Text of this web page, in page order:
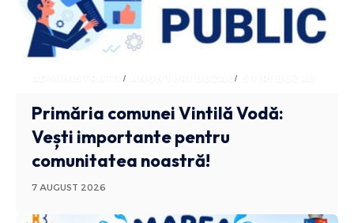
ADMINISTRATIV ANUNTURI BUZAU
Primăria comunei Vintilă Vodă:
Vești importante pentru
comunitatea noastră!
7 AUGUST 2026